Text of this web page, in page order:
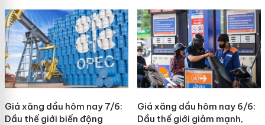
Giá xăng dầu hôm nay 7/6:
Dầu thế giới biến động
Giá xăng dầu hôm nay 6/6:
Dầu thế giới giảm mạnh,